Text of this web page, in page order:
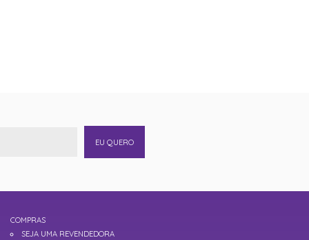
EU QUERO
COMPRAS
SEJA UMA REVENDEDORA